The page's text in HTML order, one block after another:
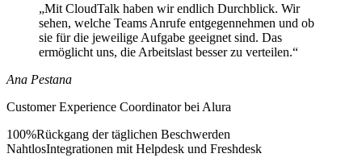
„Mit CloudTalk haben wir endlich Durchblick. Wir
sehen, welche Teams Anrufe entgegennehmen und ob
sie für die jeweilige Aufgabe geeignet sind. Das
ermöglicht uns, die Arbeitslast besser zu verteilen.“
Ana Pestana
Customer Experience Coordinator bei Alura
100%Rückgang der täglichen Beschwerden
NahtlosIntegrationen mit Helpdesk und Freshdesk